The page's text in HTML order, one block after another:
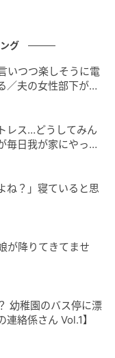
るようです。言
ですが、それが
、周囲に『自分と
という印象を与
たいオーラを持っ
です。あなたは
が、相手が勝手
思って、引いて
しかすると、全
きたら、面と向
可能性はあるで
い長所です。時
るだけで、周囲
はずです。
グ
いつつ楽しそうに電
／夫の女性部下が気
レス…どうしてみん
毎日我が家にやって
？」寝ていると思
が降りてきてませ
幼稚園のバス停に漂
絡係さん Vol.1】